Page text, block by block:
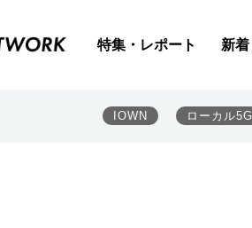
特集・レポート 新着
IOWN ローカル5G